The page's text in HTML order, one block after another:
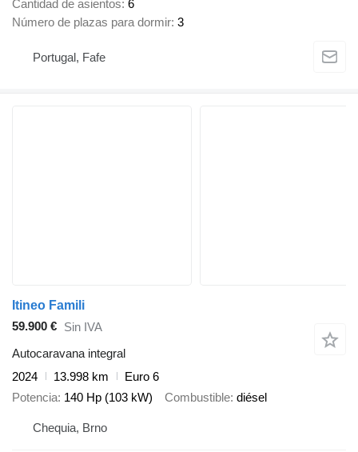
Cantidad de asientos 6
Número de plazas para dormir 3
Portugal, Fafe
Itineo Famili
59.900 € Sin IVA
Autocaravana integral
2024
13.998 km
Euro 6
Potencia 140 Hp (103 kW) Combustible diésel
Chequia, Brno